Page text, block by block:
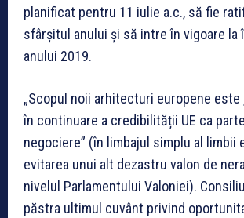
planificat pentru 11 iulie a.c., să fie
sfârșitul anului și să intre în vigoare la
anului 2019.
„Scopul noii arhitecturi europene este
în continuare a credibilității UE ca
negociere” (în limbajul simplu al limbii
evitarea unui alt dezastru valon de
nivelul Parlamentului Valoniei).
păstra ultimul cuvânt privind